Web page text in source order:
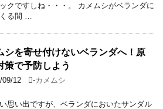
クですしね・・・。 カメムシがベランダに
る間 …
シを寄せ付けないベランダへ！原
策で予防しよう
09/12 -カメムシ
思い出ですが、ベランダにおいたサンダル